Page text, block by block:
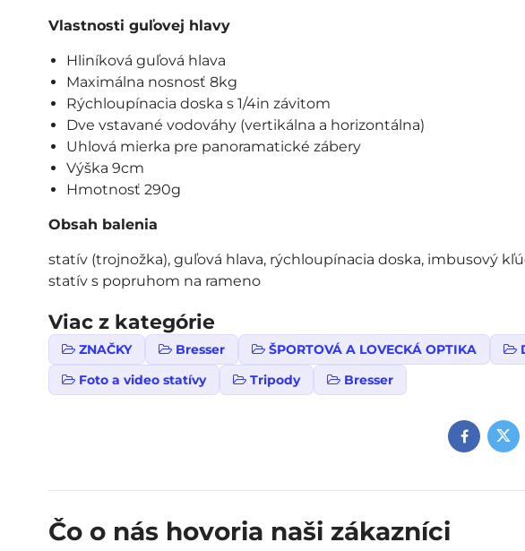
Vlastnosti guľovej hlavy
Hliníková guľová hlava
Maximálna nosnosť 8kg
Rýchloupínacia doska s 1/4in závitom
Dve vstavané vodováhy (vertikálna a horizontálna)
Uhlová mierka pre panoramatické zábery
Výška 9cm
Hmotnosť 290g
Obsah balenia
statív (trojnožka), guľová hlava, rýchloupínacia doska, imbusový
statív s popruhom na rameno
Viac z kategórie
ZNAČKY Bresser ŠPORTOVÁ A LOVECKÁ OPTIKA
Foto a video statívy
Tripody Bresser
Čo o nás hovoria naši zákazníci